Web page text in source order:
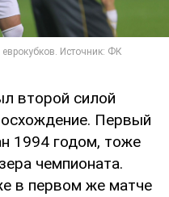
второй силой
Первый
1994 годом, тоже
чемпионата.
в первом же матче